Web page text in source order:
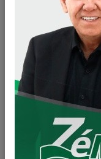
CD-014-23-
de-servicos-de-
LEIA MAIS